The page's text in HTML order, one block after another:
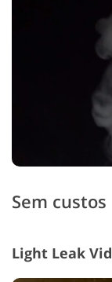
Sem custos
Light Leak